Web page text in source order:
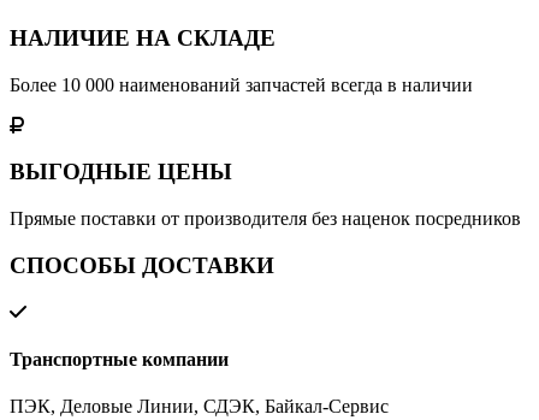
НАЛИЧИЕ НА СКЛАДЕ
Более 10 000 наименований запчастей всегда в наличии
ВЫГОДНЫЕ ЦЕНЫ
Прямые поставки от производителя без наценок посредников
СПОСОБЫ ДОСТАВКИ
Транспортные компании
ПЭК, Деловые Линии, СДЭК, Байкал-Сервис